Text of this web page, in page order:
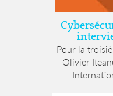
Pour la
Olivier